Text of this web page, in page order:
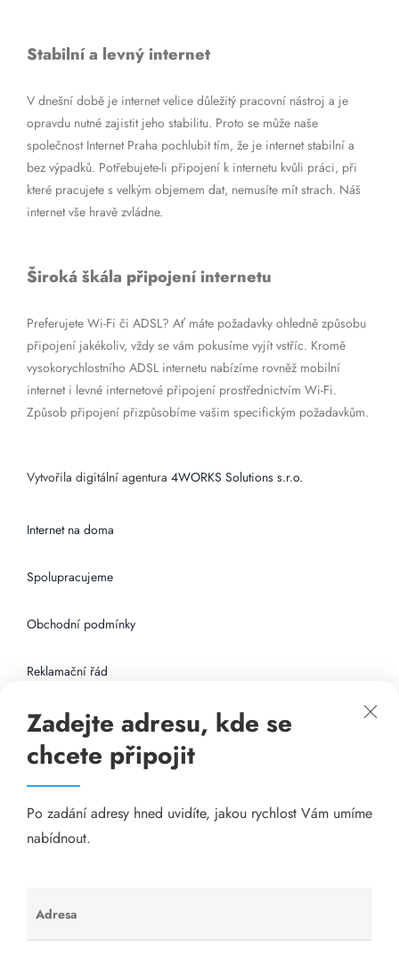
Stabilní a levný internet
V dnešní době je internet velice důležitý pracovní nástroj a je
opravdu nutné zajistit jeho stabilitu. Proto se může naše
společnost Internet Praha pochlubit tím, že je internet stabilní a
bez výpadků. Potřebujete-li připojení k internetu kvůli práci, při
které pracujete s velkým objemem dat, nemusíte mít strach. Náš
internet vše hravě zvládne.
Široká škála připojení internetu
Preferujete Wi-Fi či ADSL? Ať máte požadavky ohledně způsobu
připojení jakékoliv, vždy se vám pokusíme vyjít vstříc. Kromě
vysokorychlostního ADSL internetu nabízíme rovněž mobilní
internet i levné internetové připojení prostřednictvím Wi-Fi.
Způsob připojení přizpůsobíme vašim specifickým požadavkům.
Vytvořila digitální agentura 4WORKS Solutions s.r.o.
Internet na doma
Spolupracujeme
Obchodní podmínky
Reklamační řád
Připojení k internetu
Odkazy
Katalog A-seznam.cz
Visací zámky - TOKOZ
Zadejte adresu, kde se
chcete připojit
Po zadání adresy hned uvidíte, jakou rychlost Vám umíme
nabídnout.
Adresa
Ponechte
toto pole